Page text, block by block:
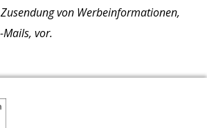
von Werbeinformationen,
vor.